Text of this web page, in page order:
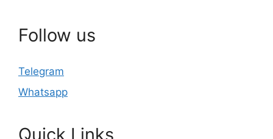
Follow us
Telegram
Whatsapp
Quick Links